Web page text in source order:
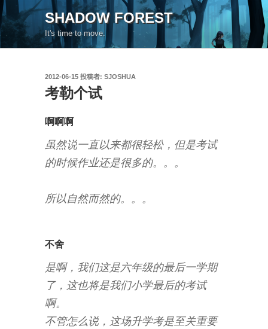
コ
ン
テ
ン
SHADOW FOREST
It's time to move.
投
稿
日:
2012-06-15投稿者: SJOSHUA
考勒个试
啊啊啊
虽然说一直以来都很轻松，但是考试
的时候作业还是很多的。。。
所以自然而然的。。。
不舍
是啊，我们这是六年级的最后一学期
了，这也将是我们小学最后的考试
啊。
不管怎么说，这场升学考是至关重要